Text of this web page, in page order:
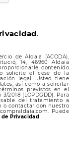
.
de Aldaia (ACODA),
14, 46960 Aldaia
contenido
solicite el cese de la
legal. Usted tiene
así como a solicitar
previstos en el
2018 (LOPDGDD). Para
del tratamiento a
o contactar con nuestro
Puede
Privacidad